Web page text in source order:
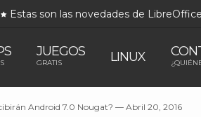
novedades de LibreOffice 25.2, ya
JUEGOS
GRATIS LINUX
Android 7.0 Nougat? — Abril 20, 2016